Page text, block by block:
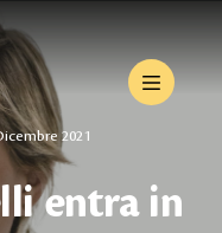
2021
entra in